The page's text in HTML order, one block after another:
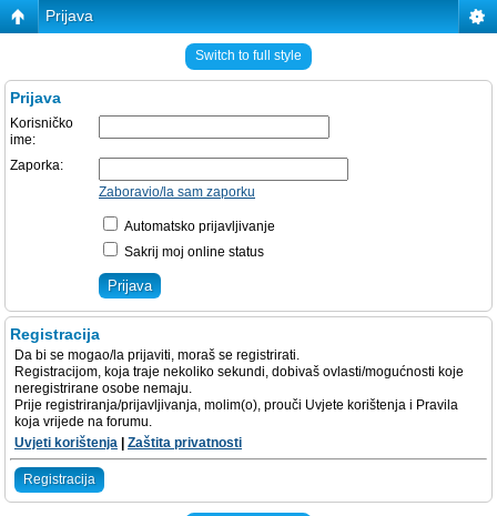
Prijava
Switch to full style
Prijava
Korisničko
ime:
Zaporka:
Zaboravio/la sam zaporku
Automatsko prijavljivanje
Sakrij moj online status
Registracija
Da bi se mogao/la prijaviti, moraš se registrirati.
Registracijom, koja traje nekoliko sekundi, dobivaš ovlasti/mogućnosti koje
neregistrirane osobe nemaju.
Prije registriranja/prijavljivanja, molim(o), prouči Uvjete korištenja i Pravila
koja vrijede na forumu.
Uvjeti korištenja
Zaštita privatnosti
Registracija